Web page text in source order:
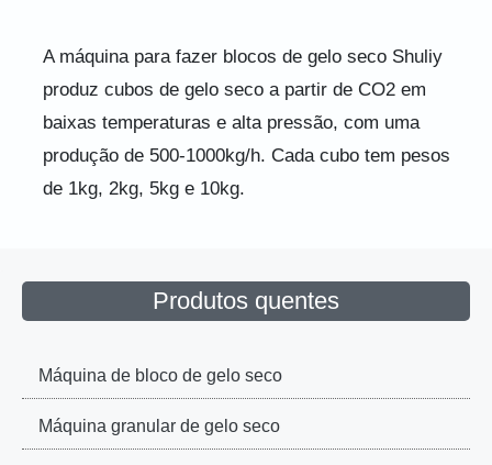
A máquina para fazer blocos de gelo seco Shuliy
produz cubos de gelo seco a partir de CO2 em
baixas temperaturas e alta pressão, com uma
produção de 500-1000kg/h. Cada cubo tem pesos
de 1kg, 2kg, 5kg e 10kg.
Produtos quentes
Máquina de bloco de gelo seco
Máquina granular de gelo seco